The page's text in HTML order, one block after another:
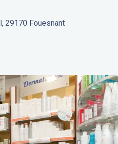
29170 Fouesnant
aux